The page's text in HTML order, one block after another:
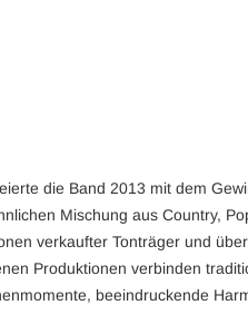
die Band 2013 mit dem
Mischung aus Country,
verkaufter Tonträger und
Produktionen verbinden
beeindruckende